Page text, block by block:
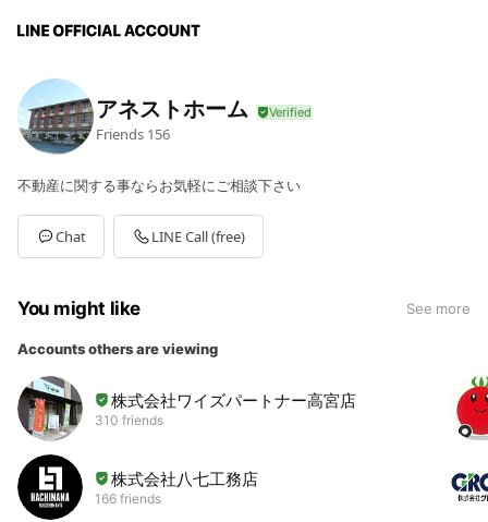
アネストホーム
Friends 156
不動産に関する事ならお気軽にご相談下さい
Chat LINE Call (free)
You might like See more
Accounts others are viewing
株式会社ワイズパートナー高宮店
310 friends
株式会社八七工務店
166 friends